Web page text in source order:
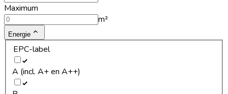
Maximum
m²
Energie
EPC-label
A (incl. A+ en A++)